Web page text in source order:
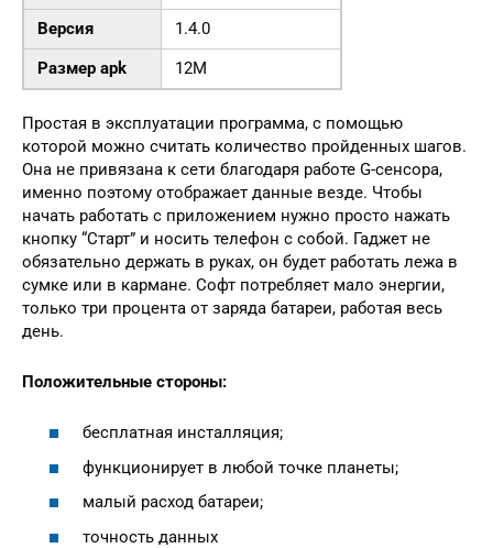
Версия
1.4.0
Размер apk
12M
Простая в эксплуатации программа, с помощью
которой можно считать количество пройденных шагов.
Она не привязана к сети благодаря работе G-сенсора,
именно поэтому отображает данные везде. Чтобы
начать работать с приложением нужно просто нажать
кнопку “Старт” и носить телефон с собой. Гаджет не
обязательно держать в руках, он будет работать лежа в
сумке или в кармане. Софт потребляет мало энергии,
только три процента от заряда батареи, работая весь
день.
Положительные стороны:
бесплатная инсталляция;
функционирует в любой точке планеты;
малый расход батареи;
точность данных